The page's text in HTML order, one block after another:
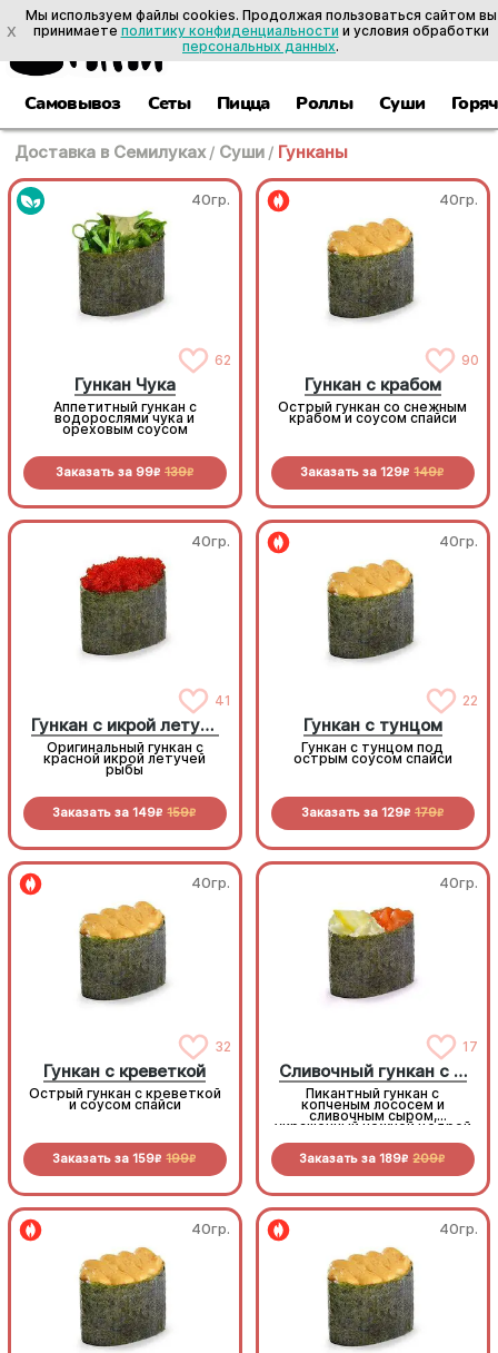
Самовывоз Сеты Пицца Роллы Суши
Доставка в Семилуках / Суши / Гунканы
40гр.
62
Гункан Чука
Аппетитный гункан с
водорослями чука и
ореховым соусом
Заказать за 99R 139R
40гр.
90
Гункан с крабом
Острый гункан со снежным
крабом и соусом спайси
Заказать за 129R 149R
40гр.
41
Гункан с икрой летучей рыбы
Оригинальный гункан с
красной икрой летучей
рыбы
Заказать за 149R 159R
40гр.
22
Гункан с тунцом
Гункан с тунцом под
острым соусом спайси
Заказать за 129R 179R
40гр.
32
Гункан с креветкой
Острый гункан с креветкой
и соусом спайси
Заказать за 159R 199R
40гр.
17
Сливочный гункан с копченым лососем
Пикантный гункан с
копченым лососем и
сливочным сыром,
украшенный нежной цедрой
Заказать за 189R 209R
40гр. 40гр.
X
Мы используем файлы cookies. Продолжая пользоваться сайтом вы
принимаете политику конфиденциальности и условия обработки
персональных данных.